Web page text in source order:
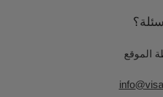
الموقع